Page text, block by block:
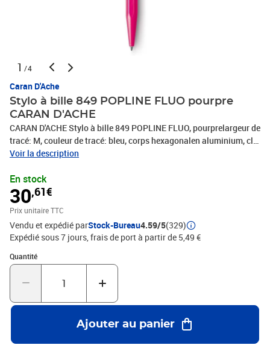
1 /4
Caran D'Ache
Stylo à bille 849 POPLINE FLUO pourpre
CARAN D'ACHE
CARAN D'ACHE Stylo à bille 849 POPLINE FLUO, pourprelargeur de
tracé: M, couleur de tracé: bleu, corps hexagonalen aluminium, clip
flexible en métal, bouton poussoir, avecétui extra plat en métal,
Voir la description
En stock
30,61€
Prix unitaire TTC
Vendu et expédié parStock-Bureau4.59/5(329)
Expédié sous 7 jours, frais de port à partir de 5,49 €
Quantité
Quantité : 1
Ajouter au panier